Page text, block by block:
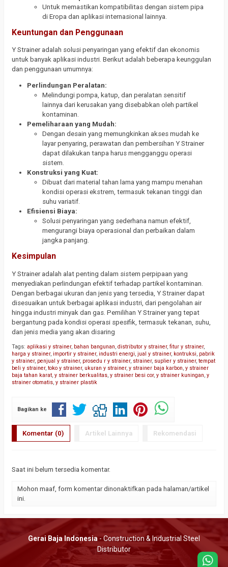
Untuk memastikan kompatibilitas dengan sistem pipa
di Eropa dan aplikasi internasional lainnya.
Keuntungan dan Penggunaan
Y Strainer adalah solusi penyaringan yang efektif dan ekonomis
untuk banyak aplikasi industri. Berikut adalah beberapa keunggulan
dan penggunaan umumnya:
Perlindungan Peralatan:
Melindungi pompa, katup, dan peralatan sensitif
lainnya dari kerusakan yang disebabkan oleh partikel
kontaminan.
Pemeliharaan yang Mudah:
Dengan desain yang memungkinkan akses mudah ke
layar penyaring, perawatan dan pembersihan Y Strainer
dapat dilakukan tanpa harus mengganggu operasi
sistem.
Konstruksi yang Kuat:
Dibuat dari material tahan lama yang mampu menahan
kondisi operasi ekstrem, termasuk tekanan tinggi dan
suhu variatif.
Efisiensi Biaya:
Solusi penyaringan yang sederhana namun efektif,
mengurangi biaya operasional dan perbaikan dalam
jangka panjang.
Kesimpulan
Y Strainer adalah alat penting dalam sistem perpipaan yang
menyediakan perlindungan efektif terhadap partikel kontaminan.
Dengan berbagai ukuran dan jenis yang tersedia, Y Strainer dapat
disesuaikan untuk berbagai aplikasi industri, dari pengolahan air
hingga industri minyak dan gas. Pemilihan Y Strainer yang tepat
bergantung pada kondisi operasi spesifik, termasuk tekanan, suhu,
dan jenis media yang akan disaring
Tags: aplikasi y strainer, bahan bangunan, distributor y strainer, fitur y strainer,
harga y strainer, importir y strainer, industri energi, jual y strainer, kontruksi, pabrik
y strainer, penjual y strainer, prosedu r y strainer, strainer, suplier y strainer, tempat
beli y strainer, toko y strainer, ukuran y strainer, y strainer baja karbon, y strainer
baja tahan karat, y strainer berkualitas, y strainer besi cor, y strainer kuningan, y
strainer otomatis, y strainer plastik
Bagikan ke
Komentar (0) Artikel Lainnya Rekomendasi
Saat ini belum tersedia komentar.
Mohon maaf, form komentar dinonaktifkan pada halaman/artikel
ini.
Gerai Baja Indonesia- Construction & Industrial Steel
Distributor